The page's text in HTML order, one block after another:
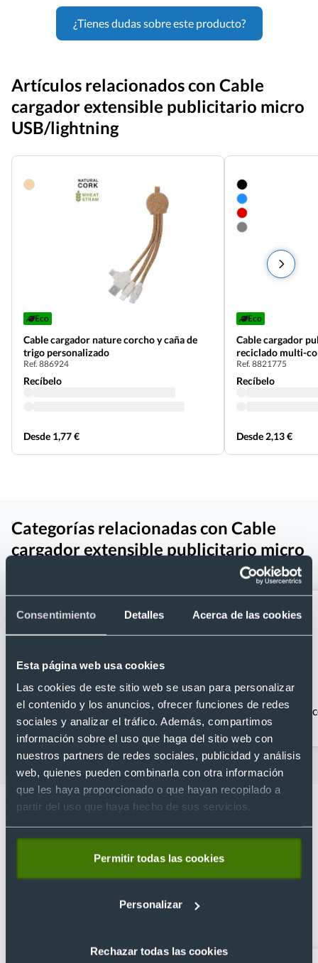
Consentimiento Detalles Acerca de las cookies
Esta página web usa cookies
Las cookies de este sitio web se usan para personalizar
el contenido y los anuncios, ofrecer funciones de redes
sociales y analizar el tráfico. Además, compartimos
información sobre el uso que haga del sitio web con
nuestros partners de redes sociales, publicidad y análisis
web, quienes pueden combinarla con otra información
que les haya proporcionado o que hayan recopilado a
partir del uso que haya hecho de sus servicios.
Permitir todas las cookies
Personalizar
Rechazar todas las cookies
¿Tienes dudas sobre este producto?
Artículos relacionados con Cable
cargador extensible publicitario micro
USB/lightning
Eco
Cable cargador nature corcho y caña de
trigo personalizado
Ref. 886924
Recíbelo
Desde 1,77 €
Eco
Cable cargador
reciclado multi-
Ref. 8821775
Recíbelo
Desde 2,13 €
Categorías relacionadas con Cable
cargador extensible publicitario micro
Accesorios móvil Gadgets para PC
Lo que dicen nuestros clientes